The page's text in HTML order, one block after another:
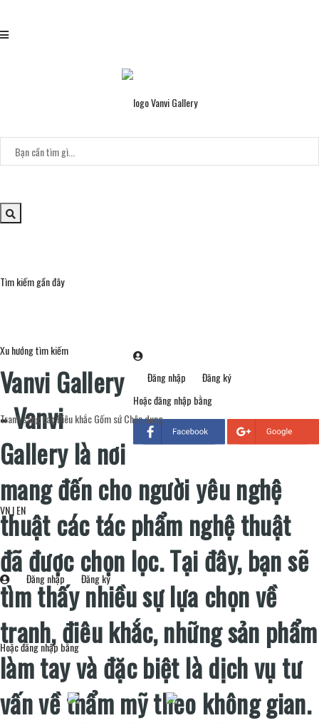
Tìm kiếm gần đây
Xu hướng tìm kiếm
Tranh sáng tácĐiêu khắcGốm sứChân dung
VN|EN
Đăng nhập Đăng ký
Hoặc đăng nhập bằng
Đăng nhập
Đăng ký
Hoặc đăng nhập bằng
Vanvi Gallery
- Vanvi
Gallery là nơi
mang đến cho người yêu nghệ
thuật các tác phẩm nghệ thuật
đã được chọn lọc. Tại đây, bạn sẽ
tìm thấy nhiều sự lựa chọn về
tranh, điêu khắc, những sản phẩm
làm tay và đặc biệt là dịch vụ tư
vấn về thẩm mỹ theo không gian.